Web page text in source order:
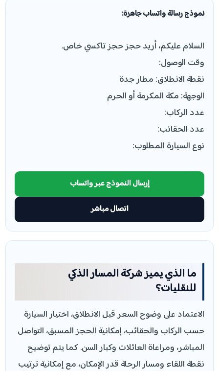
نموذج رسالة واتساب جاهزة:
السلام عليكم، أريد حجز حجز تاكسي خاص.
وقت الوصول:
نقطة الانطلاق: مطار جدة
الوجهة: مكة المكرمة أو الحرم
عدد الركاب:
عدد الحقائب:
نوع السيارة المطلوب:
إرسال النموذج عبر واتساب
اتصال مباشر
ما الذي يميز شركة المسار الذكي
للنقليات؟
الاعتماد على وضوح السعر قبل الانطلاق، اختيار السيارة
حسب الركاب والحقائب، إمكانية الحجز المسبق، التواصل
المباشر، ومراعاة العائلات وكبار السن. كما يتم توضيح
نقطة اللقاء ومسار الرحلة قدر الإمكان، مع إمكانية ترتيب